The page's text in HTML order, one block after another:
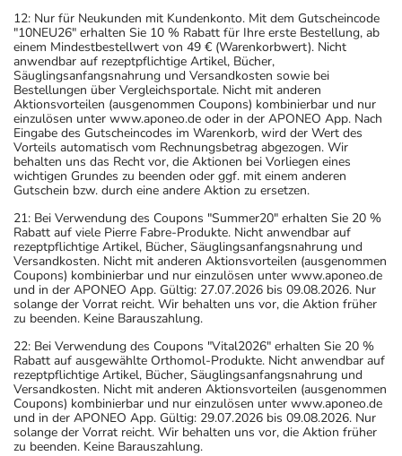
12: Nur für Neukunden mit Kundenkonto. Mit dem Gutscheincode
"10NEU26" erhalten Sie 10 % Rabatt für Ihre erste Bestellung, ab
einem Mindestbestellwert von 49 € (Warenkorbwert). Nicht
anwendbar auf rezeptpflichtige Artikel, Bücher,
Säuglingsanfangsnahrung und Versandkosten sowie bei
Bestellungen über Vergleichsportale. Nicht mit anderen
Aktionsvorteilen (ausgenommen Coupons) kombinierbar und nur
einzulösen unter www.aponeo.de oder in der APONEO App. Nach
Eingabe des Gutscheincodes im Warenkorb, wird der Wert des
Vorteils automatisch vom Rechnungsbetrag abgezogen. Wir
behalten uns das Recht vor, die Aktionen bei Vorliegen eines
wichtigen Grundes zu beenden oder ggf. mit einem anderen
Gutschein bzw. durch eine andere Aktion zu ersetzen.
21: Bei Verwendung des Coupons "Summer20" erhalten Sie 20 %
Rabatt auf viele Pierre Fabre-Produkte. Nicht anwendbar auf
rezeptpflichtige Artikel, Bücher, Säuglingsanfangsnahrung und
Versandkosten. Nicht mit anderen Aktionsvorteilen (ausgenommen
Coupons) kombinierbar und nur einzulösen unter www.aponeo.de
und in der APONEO App. Gültig: 27.07.2026 bis 09.08.2026. Nur
solange der Vorrat reicht. Wir behalten uns vor, die Aktion früher
zu beenden. Keine Barauszahlung.
22: Bei Verwendung des Coupons "Vital2026" erhalten Sie 20 %
Rabatt auf ausgewählte Orthomol-Produkte. Nicht anwendbar auf
rezeptpflichtige Artikel, Bücher, Säuglingsanfangsnahrung und
Versandkosten. Nicht mit anderen Aktionsvorteilen (ausgenommen
Coupons) kombinierbar und nur einzulösen unter www.aponeo.de
und in der APONEO App. Gültig: 29.07.2026 bis 09.08.2026. Nur
solange der Vorrat reicht. Wir behalten uns vor, die Aktion früher
zu beenden. Keine Barauszahlung.